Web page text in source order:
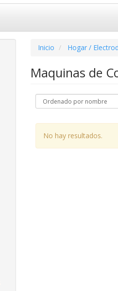
Inicio Hogar /
Maquinas de
No hay resultados.